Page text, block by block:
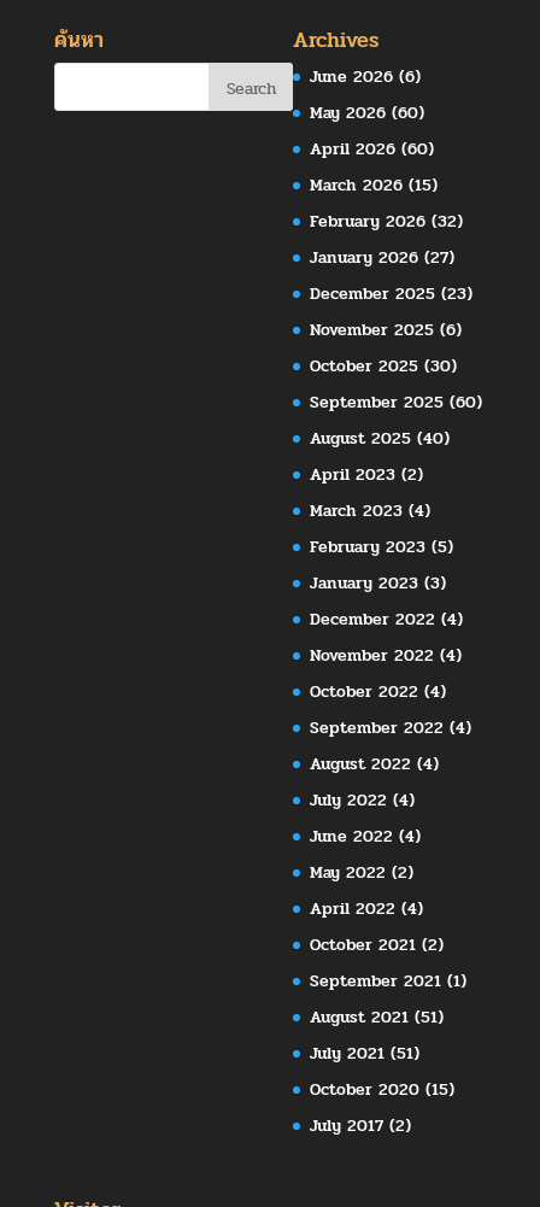
ค้นหา Archives
June 2026 (6)
May 2026 (60)
April 2026 (60)
March 2026 (15)
February 2026 (32)
January 2026 (27)
December 2025 (23)
November 2025 (6)
October 2025 (30)
September 2025 (60)
August 2025 (40)
April 2023 (2)
March 2023 (4)
February 2023 (5)
January 2023 (3)
December 2022 (4)
November 2022 (4)
October 2022 (4)
September 2022 (4)
August 2022 (4)
July 2022 (4)
June 2022 (4)
May 2022 (2)
April 2022 (4)
October 2021 (2)
September 2021 (1)
August 2021 (51)
July 2021 (51)
October 2020 (15)
July 2017 (2)